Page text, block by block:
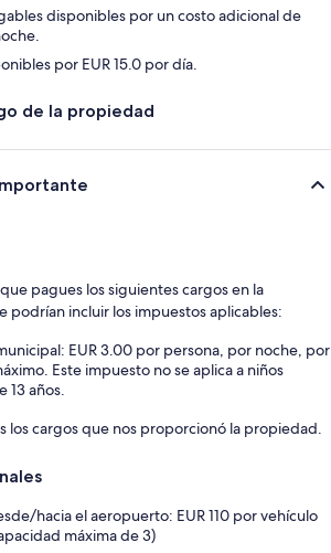
disponibles por un costo adicional de
por EUR 15.0 por día.
de la propiedad
pagues los siguientes cargos en la
podrían incluir los impuestos aplicables:
EUR 3.00 por persona, por noche, por
Este impuesto no se aplica a niños
13 años.
los cargos que nos proporcionó la propiedad.
hacia el aeropuerto: EUR 110 por vehículo
máxima de 3)